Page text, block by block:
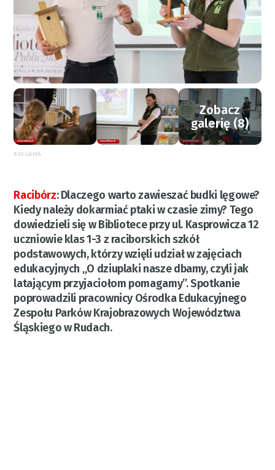
Zobacz
galerię (8)
REKLAMA
Racibórz:Dlaczego warto zawieszać budki lęgowe?
Kiedy należy dokarmiać ptaki w czasie zimy? Tego
dowiedzieli się w Bibliotece przy ul. Kasprowicza 12
uczniowie klas 1-3 z raciborskich szkół
podstawowych, którzy wzięli udział w zajęciach
edukacyjnych „O dziuplaki nasze dbamy, czyli jak
latającym przyjaciołom pomagamy”. Spotkanie
poprowadzili pracownicy Ośrodka Edukacyjnego
Zespołu Parków Krajobrazowych Województwa
Śląskiego w Rudach.